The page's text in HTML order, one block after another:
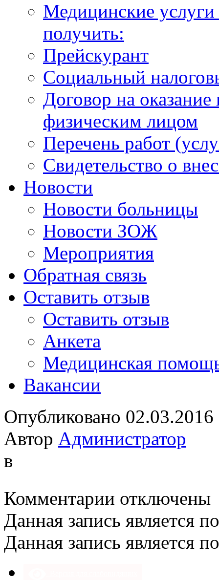
Медицинские
получить:
Прейскурант
Социальный
Договор на
физическим лицом
Перечень работ
Свидетельство о
Новости
Новости больницы
Новости ЗОЖ
Мероприятия
Обратная связь
Оставить отзыв
Оставить отзыв
Анкета
Медицинская
Вакансии
Опубликовано 02.03.2016
Автор Администратор
в
Комментарии записи
отключены
Данная запись является
Данная запись является